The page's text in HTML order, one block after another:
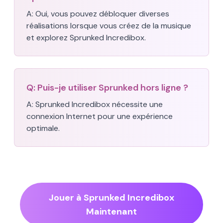
A: Oui, vous pouvez débloquer diverses
réalisations lorsque vous créez de la musique
et explorez Sprunked Incredibox.
Q: Puis-je utiliser Sprunked hors ligne ?
A: Sprunked Incredibox nécessite une
connexion Internet pour une expérience
optimale.
Jouer à Sprunked Incredibox
Maintenant